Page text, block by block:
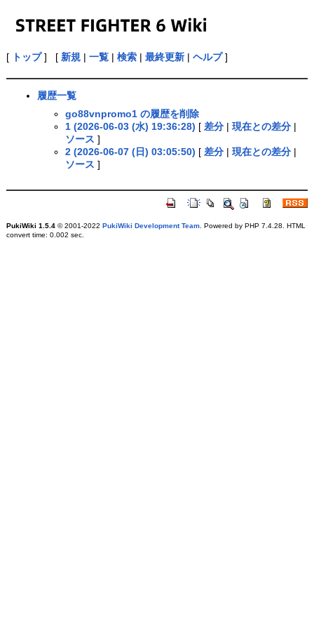
[ トップ] [ 新規| 一覧| 検索| 最終更新| ヘルプ]
履歴一覧
go88vnpromo1 の履歴を削除
1 (2026-06-03 (水) 19:36:28) [ 差分| 現在との差分|
ソース ]
2 (2026-06-07 (日) 03:05:50) [ 差分| 現在との差分|
ソース ]
PukiWiki 1.5.4© 2001-2022 PukiWiki Development Team. Powered by PHP 7.4.28. HTML
convert time: 0.002 sec.